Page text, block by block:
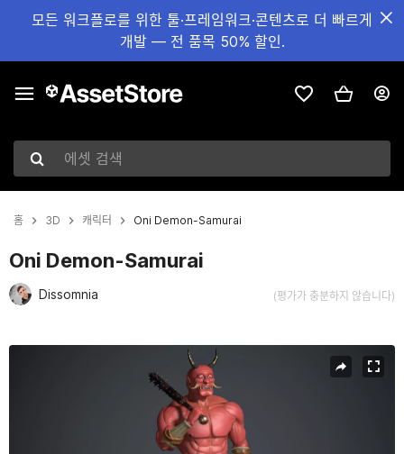
모든 워크플로를 위한 툴·프레임워크·콘텐츠로 더 빠르게
개발 — 전 품목 50% 할인.
에셋 검색
홈 3D 캐릭터 Oni Demon-Samurai
Oni Demon-Samurai
Dissomnia (평가가 충분하지 않습니다)